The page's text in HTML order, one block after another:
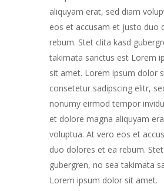
aliquyam erat, sed diam
eos et accusam et justo duo
rebum. Stet clita kasd
takimata sanctus est Lorem
sit amet. Lorem ipsum dolor
consetetur sadipscing elitr,
nonumy eirmod tempor
et dolore magna aliquyam
voluptua. At vero eos et
duo dolores et ea rebum.
gubergren, no sea takimata
Lorem ipsum dolor sit amet.